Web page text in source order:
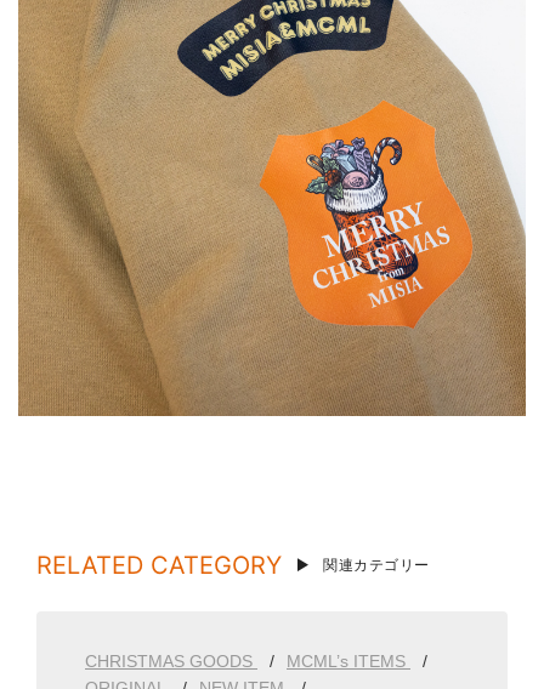
RELATED CATEGORY 関連カテゴリー
CHRISTMAS GOODS
MCML’s ITEMS